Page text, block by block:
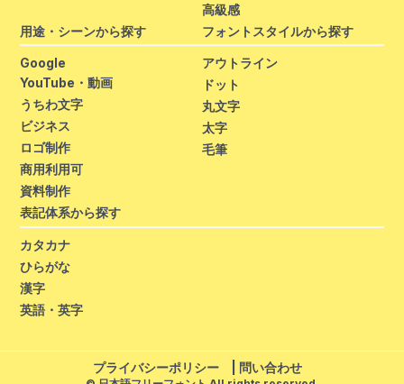
高級感
用途・シーンから探す
Google
YouTube・動画
うちわ文字
ビジネス
ロゴ制作
商用利用可
資料制作
フォントスタイルから探す
アウトライン
ドット
丸文字
太字
毛筆
表記体系から探す
カタカナ
ひらがな
漢字
英語・英字
プライバシーポリシー 問い合わせ